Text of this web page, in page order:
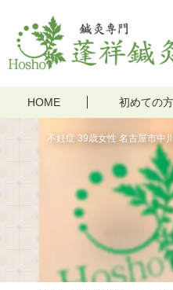
不妊症 39歳女性 名古屋市中
HOME 初めての